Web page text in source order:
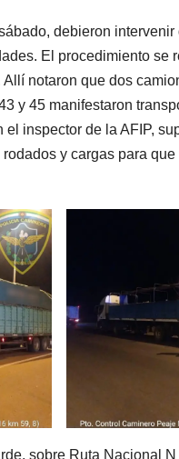
debieron
El procedimiento
notaron que dos
y 45 manifestaron
el inspector de la AFIP,
y cargas para
sobre Ruta Nacional